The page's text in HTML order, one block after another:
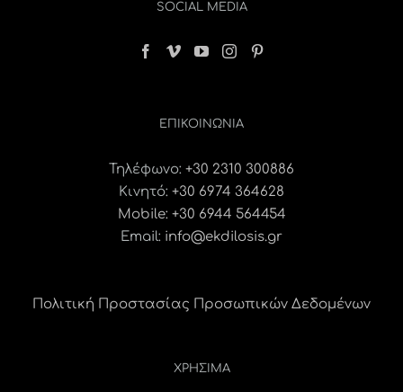
SOCIAL MEDIA
ΕΠΙΚΟΙΝΩΝΊΑ
Τηλέφωνο: +30 2310 300886
Κινητό: +30 6974 364628
Mobile: +30 6944 564454
Email: info@ekdilosis.gr
Πολιτική Προστασίας Προσωπικών Δεδομένων
ΧΡΗΣΙΜΑ